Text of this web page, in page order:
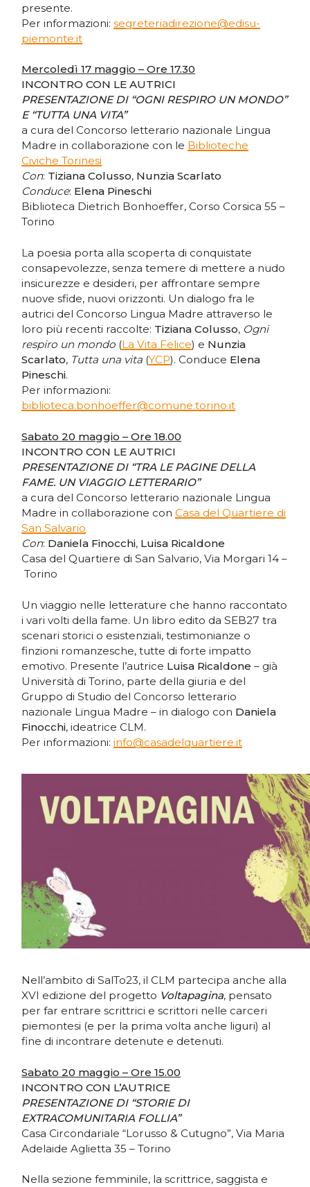
presente.
Per informazioni:segreteriadirezione@edisu-
piemonte.it
Mercoledì 17 maggio – Ore 17.30
INCONTRO CON LE AUTRICI
PRESENTAZIONE DI “OGNI RESPIRO UN MONDO”
E “TUTTA UNA VITA”
a cura del Concorso letterario nazionale Lingua
Madre in collaborazione con le Biblioteche
Civiche Torinesi
Con: Tiziana Colusso, Nunzia Scarlato
Conduce: Elena Pineschi
Biblioteca Dietrich Bonhoeffer, Corso Corsica 55 –
Torino
La poesia porta alla scoperta di conquistate
consapevolezze, senza temere di mettere a nudo
insicurezze e desideri, per affrontare sempre
nuove sfide, nuovi orizzonti. Un dialogo fra le
autrici del Concorso Lingua Madre attraverso le
loro più recenti raccolte: Tiziana Colusso, Ogni
respiro un mondo (La Vita Felice) e Nunzia
Scarlato, Tutta una vita (YCP). Conduce Elena
Pineschi.
Per informazioni:
biblioteca.bonhoeffer@comune.torino.it
Sabato 20 maggio – Ore 18.00
INCONTRO CON LE AUTRICI
PRESENTAZIONE DI “TRA LE PAGINE DELLA
FAME. UN VIAGGIO LETTERARIO”
a cura del Concorso letterario nazionale Lingua
Madre in collaborazione conCasa del Quartiere di
San Salvario
Con: Daniela Finocchi, Luisa Ricaldone
Casa del Quartiere di San Salvario, Via Morgari 14 –
Torino
Un viaggio nelle letterature che hanno raccontato
i vari volti della fame. Un libro edito da SEB27 tra
scenari storici o esistenziali, testimonianze o
finzioni romanzesche, tutte di forte impatto
emotivo. Presente l’autrice Luisa Ricaldone – già
Università di Torino, parte della giuria e del
Gruppo di Studio del Concorso letterario
nazionale Lingua Madre – in dialogo con Daniela
Finocchi, ideatrice CLM.
Per informazioni:info@casadelquartiere.it
Nell’ambito di SalTo23, il CLM partecipa anche alla
XVI edizione del progetto Voltapagina, pensato
per far entrare scrittrici e scrittori nelle carceri
piemontesi (e per la prima volta anche liguri) al
fine di incontrare detenute e detenuti.
Sabato 20 maggio – Ore 15.00
INCONTRO CON L’AUTRICE
PRESENTAZIONE DI “STORIE DI
EXTRACOMUNITARIA FOLLIA”
Casa Circondariale “Lorusso & Cutugno”, Via Maria
Adelaide Aglietta 35 – Torino
Nella sezione femminile, la scrittrice, saggista e